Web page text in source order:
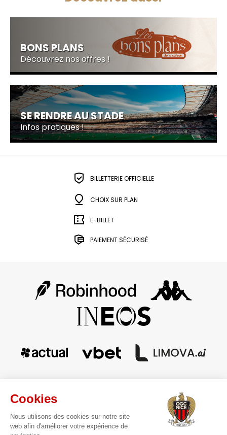
BONS PLANS
Découvrez nos offres !
SE RENDRE AU STADE
Infos pratiques !
BILLETTERIE OFFICIELLE
CHOIX SUR PLAN
E-BILLET
PAIEMENT SÉCURISÉ